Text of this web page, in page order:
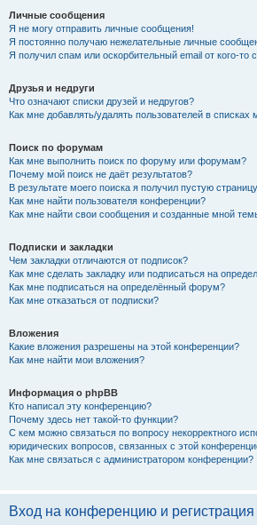
Личные сообщения
Я не могу отправить личные сообщения!
Я постоянно получаю нежелательные личные
Я получил спам или оскорбительный email от кого-то
Друзья и недруги
Что означают списки друзей и недругов?
Как мне добавлять/удалять пользователей в списках
Поиск по форумам
Как мне выполнить поиск по форуму или форумам?
Почему мой поиск не даёт результатов?
В результате моего поиска я получил пустую
Как мне найти пользователя конференции?
Как мне найти свои сообщения и созданные мной
Подписки и закладки
Чем закладки отличаются от подписок?
Как мне сделать закладку или подписаться на
Как мне подписаться на определённый форум?
Как мне отказаться от подписки?
Вложения
Какие вложения разрешены на этой конференции?
Как мне найти мои вложения?
Информация о phpBB
Кто написал эту конференцию?
Почему здесь нет такой-то функции?
С кем можно связаться по вопросу некорректного
юридических вопросов, связанных с этой
Как мне связаться с администратором конференции?
Вход на конференцию и регистрация